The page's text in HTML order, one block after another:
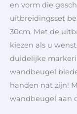
en vorm die
uitbreidingsset
30cm. Met de
kiezen als u
duidelijke
wandbeugel
handen nat zijn!
wandbeugel aan